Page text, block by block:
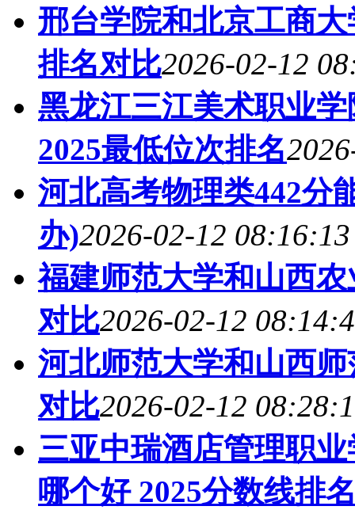
邢台学院和北京工商
排名对比2026-02-12
黑龙江三江美术职业
2025最低位次排名
河北高考物理类442分
办)2026-02-12 08:16:13
福建师范大学和山西
对比2026-02-12
河北师范大学和山西
对比2026-02-12
三亚中瑞酒店管理职
哪个好 2025分数线排